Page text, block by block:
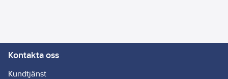
sänks.OBS! Befintlig
plastmatta på golv
Kontakta oss
Kundtjänst